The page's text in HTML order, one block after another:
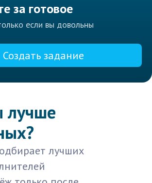
за готовое
если вы довольны
Создать задание
лучших